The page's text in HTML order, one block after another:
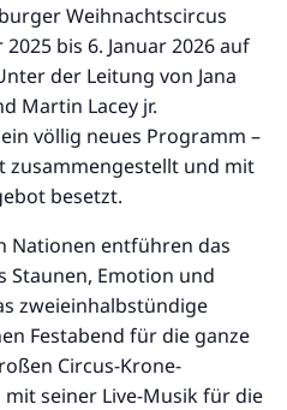
Weihnachtscircus
bis 6. Januar 2026 auf
der Leitung von Jana
Martin Lacey jr.
völlig neues Programm –
zusammengestellt und mit
besetzt.
Nationen entführen das
Staunen, Emotion und
zweieinhalbstündige
Festabend für die ganze
Circus-Krone-
seiner Live-Musik für die